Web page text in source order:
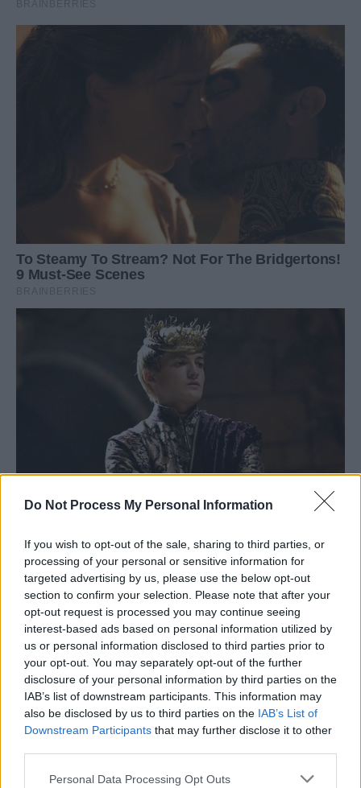
Do Not Process My Personal Information
If you wish to opt-out of the sale, sharing to third parties, or
processing of your personal or sensitive information for
targeted advertising by us, please use the below opt-out
section to confirm your selection. Please note that after your
opt-out request is processed you may continue seeing
interest-based ads based on personal information utilized by
us or personal information disclosed to third parties prior to
your opt-out. You may separately opt-out of the further
disclosure of your personal information by third parties on the
IAB’s list of downstream participants. This information may
also be disclosed by us to third parties on the IAB’s List of
Downstream Participants that may further disclose it to other
Personal Data Processing Opt Outs